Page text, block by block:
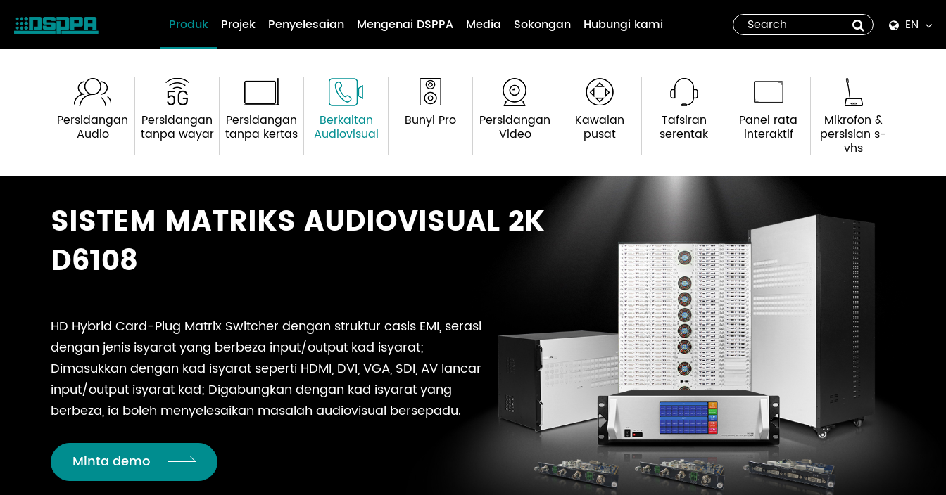
Produk Projek Penyelesaian Mengenai DSPPA Media Sokongan Hubungi kami
EN
Español
italiano
tiếng việt
Pilipino
Malay
Persidangan
Audio
Persidangan
tanpa wayar
Persidangan
tanpa kertas
Berkaitan
Audiovisual
Bunyi Pro Persidangan
Video
Kawalan
pusat
Tafsiran
serentak
Panel rata
interaktif
Mikrofon &
persisian s-
vhs
SISTEM MATRIKS AUDIOVISUAL 2K
D6108
HD Hybrid Card-Plug Matrix Switcher dengan struktur casis EMI, serasi
dengan jenis isyarat yang berbeza input/output kad isyarat;
Dimasukkan dengan kad isyarat seperti HDMI, DVI, VGA, SDI, AV lancar
input/output isyarat kad; Digabungkan dengan kad isyarat yang
berbeza, ia boleh menyelesaikan masalah audiovisual bersepadu.
Minta demo